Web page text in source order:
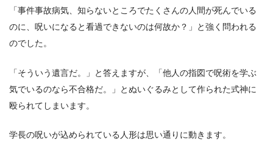
「事件事故病気、知らないところでたくさんの人間が死んでいる
のに、呪いになると看過できないのは何故か？」と強く問われる
のでした。
「そういう遺言だ。」と答えますが、「他人の指図で呪術を学ぶ
気でいるのなら不合格だ。」とぬいぐるみとして作られた式神に
殴られてしまいます。
学長の呪いが込められている人形は思い通りに動きます。